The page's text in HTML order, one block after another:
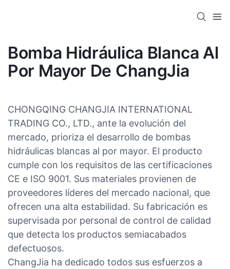
Bomba Hidráulica Blanca Al
Por Mayor De ChangJia
CHONGQING CHANGJIA INTERNATIONAL
TRADING CO., LTD., ante la evolución del
mercado, prioriza el desarrollo de bombas
hidráulicas blancas al por mayor. El producto
cumple con los requisitos de las certificaciones
CE e ISO 9001. Sus materiales provienen de
proveedores líderes del mercado nacional, que
ofrecen una alta estabilidad. Su fabricación es
supervisada por personal de control de calidad
que detecta los productos semiacabados
defectuosos.
ChangJia ha dedicado todos sus esfuerzos a